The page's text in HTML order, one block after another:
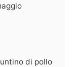
di pollo